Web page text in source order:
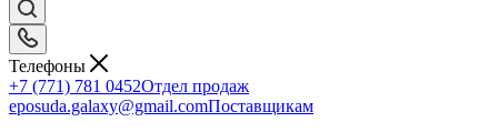
Телефоны
+7 (771) 781 0452Отдел продаж
eposuda.galaxy@gmail.comПоставщикам